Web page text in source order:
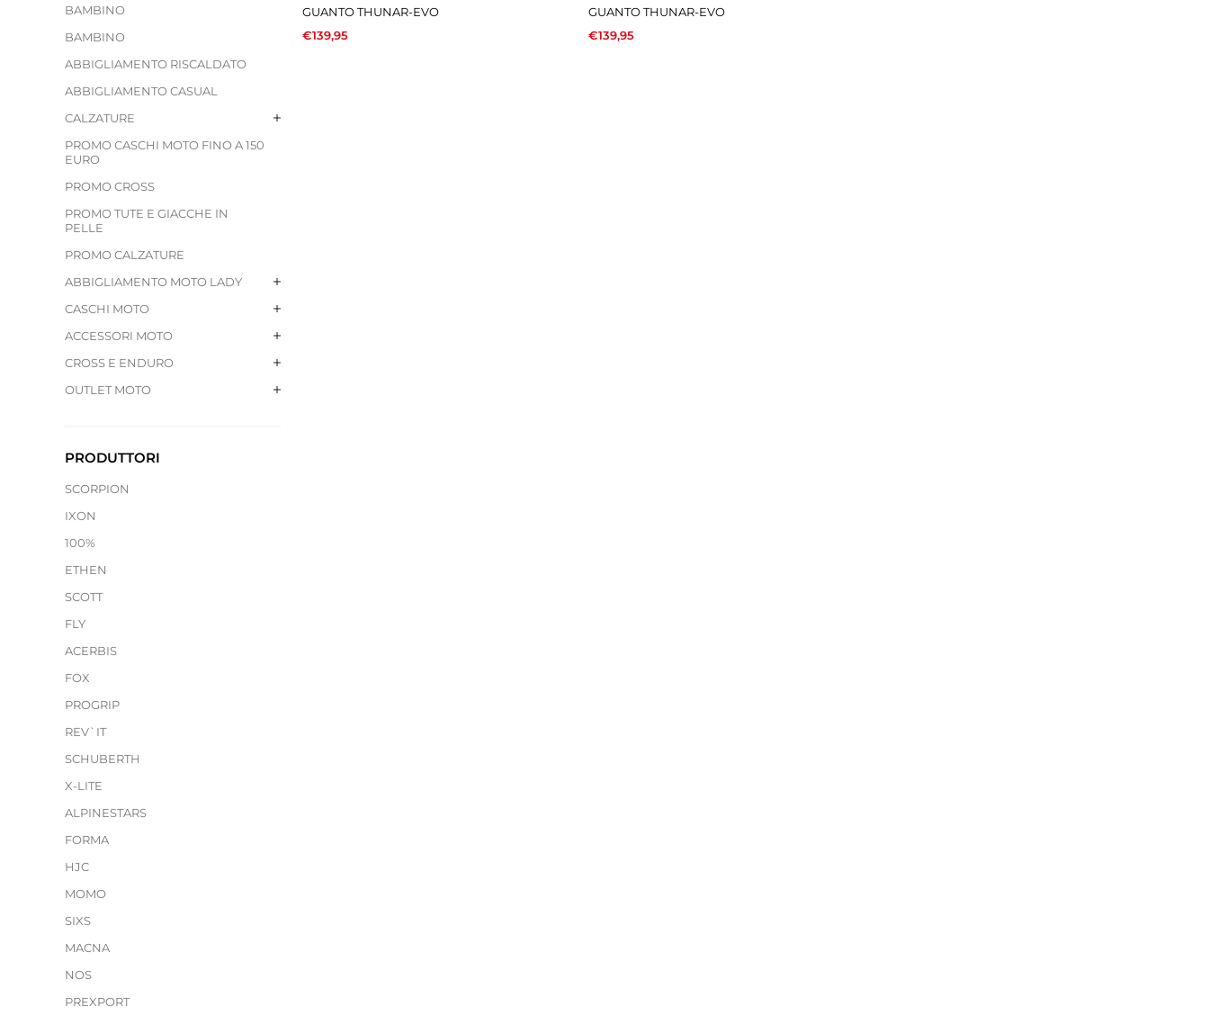
BAMBINO
BAMBINO
ABBIGLIAMENTO RISCALDATO
ABBIGLIAMENTO CASUAL
CALZATURE
PROMO CASCHI MOTO FINO A 150
EURO
PROMO CROSS
PROMO TUTE E GIACCHE IN
PELLE
PROMO CALZATURE
ABBIGLIAMENTO MOTO LADY
CASCHI MOTO
ACCESSORI MOTO
CROSS E ENDURO
OUTLET MOTO
PRODUTTORI
SCORPION
IXON
100%
ETHEN
SCOTT
FLY
ACERBIS
FOX
PROGRIP
REV`IT
SCHUBERTH
X-LITE
ALPINESTARS
FORMA
HJC
MOMO
SIXS
MACNA
NOS
PREXPORT
GUANTO THUNAR-EVO
€139,95
GUANTO THUNAR-EVO
€139,95